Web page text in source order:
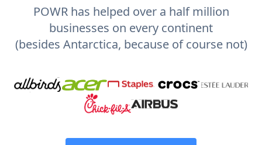
POWR has helped over a half million
businesses on every continent
(besides Antarctica, because of course not)